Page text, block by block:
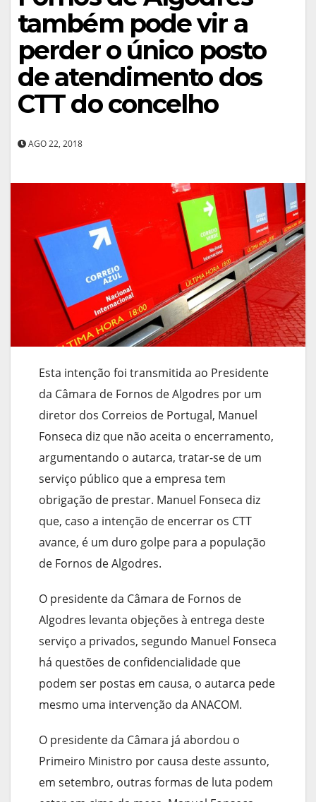
também pode vir a
perder o único posto
de atendimento dos
CTT do concelho
AGO 22, 2018
Esta intenção foi transmitida ao Presidente
da Câmara de Fornos de Algodres por um
diretor dos Correios de Portugal, Manuel
Fonseca diz que não aceita o encerramento,
argumentando o autarca, tratar-se de um
serviço público que a empresa tem
obrigação de prestar. Manuel Fonseca diz
que, caso a intenção de encerrar os CTT
avance, é um duro golpe para a população
de Fornos de Algodres.
O presidente da Câmara de Fornos de
Algodres levanta objeções à entrega deste
serviço a privados, segundo Manuel Fonseca
há questões de confidencialidade que
podem ser postas em causa, o autarca pede
mesmo uma intervenção da ANACOM.
O presidente da Câmara já abordou o
Primeiro Ministro por causa deste assunto,
em setembro, outras formas de luta podem